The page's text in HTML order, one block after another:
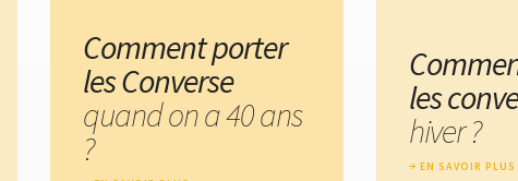
Comment porter
les Converse
quand on a 40 ans
?
les
hiver ?
EN SAVOIR PLUS